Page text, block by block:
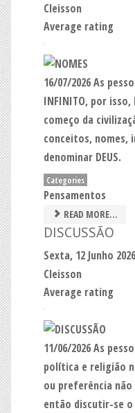
Cleisson
Average rating
16/07/2026 As
INFINITO, por
começo da
conceitos, nomes,
denominar DEUS.
Categories
Pensamentos
READ MORE...
DISCUSSÃO
Sexta, 12 Junho 2026
Cleisson
Average rating
11/06/2026 As
política e religião
ou preferência
então discutir-se o